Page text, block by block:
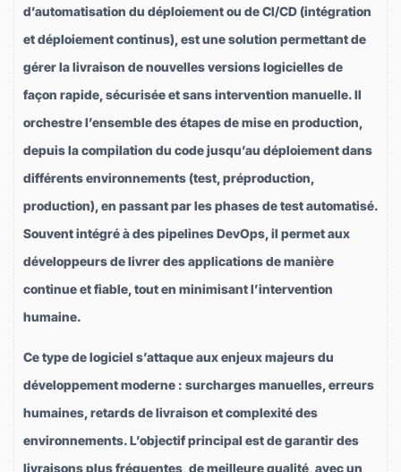
d’automatisation du déploiement ou de CI/CD (intégration
et déploiement continus), est une solution permettant de
gérer la livraison de nouvelles versions logicielles de
façon rapide, sécurisée et sans intervention manuelle. Il
orchestre l’ensemble des étapes de mise en production,
depuis la compilation du code jusqu’au déploiement dans
différents environnements (test, préproduction,
production), en passant par les phases de test automatisé.
Souvent intégré à des pipelines DevOps, il permet aux
développeurs de livrer des applications de manière
continue et fiable, tout en minimisant l’intervention
humaine.
Ce type de logiciel s’attaque aux enjeux majeurs du
développement moderne : surcharges manuelles, erreurs
humaines, retards de livraison et complexité des
environnements. L’objectif principal est de garantir des
livraisons plus fréquentes, de meilleure qualité, avec un